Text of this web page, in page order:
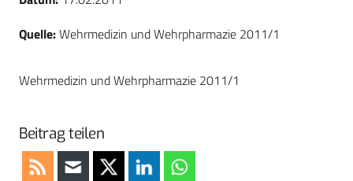
Quelle:Wehrmedizin und Wehrpharmazie 2011/1
Wehrmedizin und Wehrpharmazie 2011/1
Beitrag teilen